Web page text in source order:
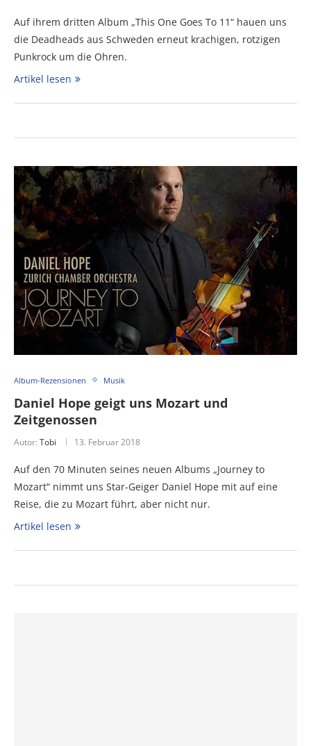
Auf ihrem dritten Album „This One Goes To 11“ hauen uns
die Deadheads aus Schweden erneut krachigen, rotzigen
Punkrock um die Ohren.
Artikel lesen
Album-Rezensionen Musik
Daniel Hope geigt uns Mozart und
Zeitgenossen
Autor: Tobi 13. Februar 2018
Auf den 70 Minuten seines neuen Albums „Journey to
Mozart“ nimmt uns Star-Geiger Daniel Hope mit auf eine
Reise, die zu Mozart führt, aber nicht nur.
Artikel lesen